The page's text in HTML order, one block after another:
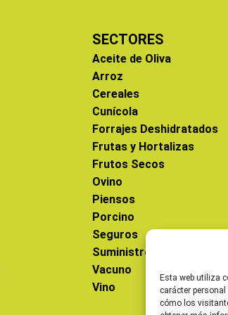
Esta web utiliza
carácter
cómo los
SECTORES
Aceite de Oliva
Arroz
Cereales
Cunícola
Forrajes Deshidratados
Frutas y Hortalizas
Frutos Secos
Ovino
Piensos
Porcino
Seguros
Suministros
Vacuno
Vino